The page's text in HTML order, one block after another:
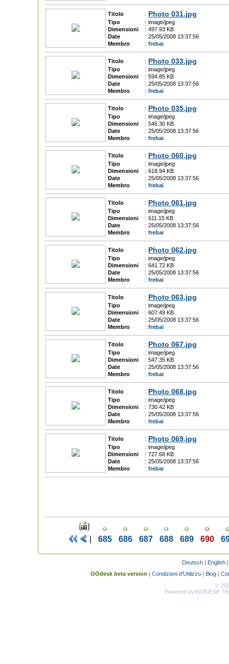
Titolo : Photo 031.jpg
Tipo : image/jpeg
Dimensioni
: 497.93 KB
Date
: 25/05/2008 13:37:56
Membro
: frebai
Titolo : Photo 033.jpg
Tipo : image/jpeg
Dimensioni
: 594.85 KB
Date
: 25/05/2008 13:37:56
Membro
: frebai
Titolo : Photo 035.jpg
Tipo : image/jpeg
Dimensioni
: 546.30 KB
Date
: 25/05/2008 13:37:56
Membro
: frebai
Titolo : Photo 060.jpg
Tipo : image/jpeg
Dimensioni
: 618.94 KB
Date
: 25/05/2008 13:37:56
Membro
: frebai
Titolo : Photo 061.jpg
Tipo : image/jpeg
Dimensioni
: 611.15 KB
Date
: 25/05/2008 13:37:56
Membro
: frebai
Titolo : Photo 062.jpg
Tipo : image/jpeg
Dimensioni
: 641.72 KB
Date
: 25/05/2008 13:37:56
Membro
: frebai
Titolo : Photo 063.jpg
Tipo : image/jpeg
Dimensioni
: 607.49 KB
Date
: 25/05/2008 13:37:56
Membro
: frebai
Titolo : Photo 067.jpg
Tipo : image/jpeg
Dimensioni
: 547.35 KB
Date
: 25/05/2008 13:37:56
Membro
: frebai
Titolo : Photo 068.jpg
Tipo : image/jpeg
Dimensioni
: 730.42 KB
Date
: 25/05/2008 13:37:56
Membro
: frebai
Titolo : Photo 069.jpg
Tipo : image/jpeg
Dimensioni
: 727.68 KB
Date
: 25/05/2008 13:37:56
Membro
: frebai
685 686 687 688 689 690
Deutsch | English
OOdesk betaversion | Condizioni d'Utilizzo| Blog|
©
Powered byINVIDESK